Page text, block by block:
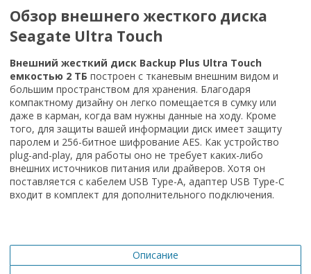
Обзор внешнего жесткого диска
Seagate Ultra Touch
Внешний жесткий диск Backup Plus Ultra Touch
емкостью 2 ТБ построен с тканевым внешним видом и
большим пространством для хранения. Благодаря
компактному дизайну он легко помещается в сумку или
даже в карман, когда вам нужны данные на ходу. Кроме
того, для защиты вашей информации диск имеет защиту
паролем и 256-битное шифрование AES. Как устройство
plug-and-play, для работы оно не требует каких-либо
внешних источников питания или драйверов. Хотя он
поставляется с кабелем USB Type-A, адаптер USB Type-C
входит в комплект для дополнительного подключения.
Описание